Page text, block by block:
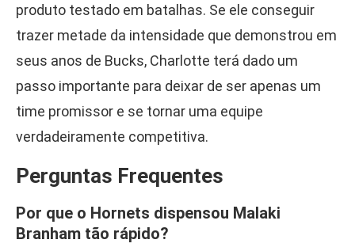
produto testado em batalhas. Se ele conseguir
trazer metade da intensidade que demonstrou em
seus anos de Bucks, Charlotte terá dado um
passo importante para deixar de ser apenas um
time promissor e se tornar uma equipe
verdadeiramente competitiva.
Perguntas Frequentes
Por que o Hornets dispensou Malaki
Branham tão rápido?